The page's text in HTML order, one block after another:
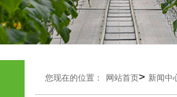
您现在的位置： 网站首页> 新闻中